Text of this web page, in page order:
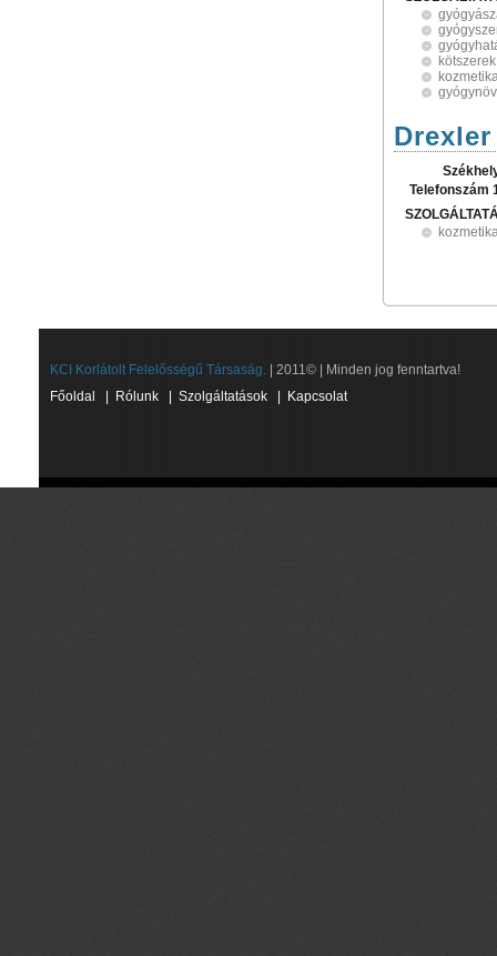
kötszerek
Telefonszám
KCI Korlátolt Felelősségű Társaság. | 2011© | Minden jog fenntartva!
Főoldal
Rólunk Szolgáltatások Kapcsolat